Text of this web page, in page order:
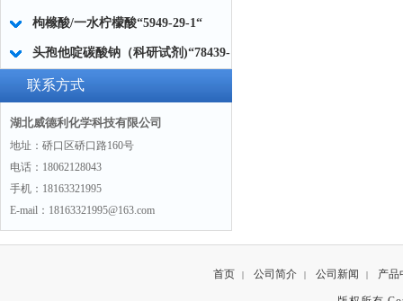
枸橼酸/一水柠檬酸“5949-29-1“
头孢他啶碳酸钠（科研试剂)“78439-
06-2“
联系方式
湖北威德利化学科技有限公司
地址：硚口区硚口路160号
电话：18062128043
手机：18163321995
E-mail：18163321995@163.com
首页 | 公司简介 | 公司新闻 | 产品